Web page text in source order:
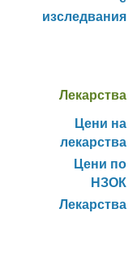
изследвания
Лекарства
Цени на
лекарства
Цени по
НЗОК
Лекарства